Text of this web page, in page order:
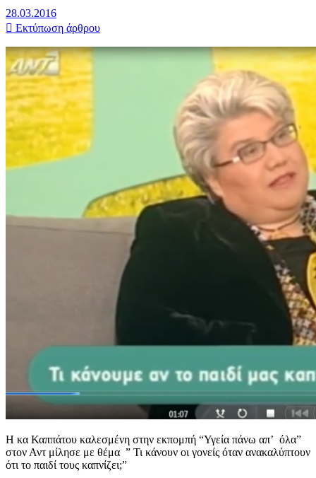
28.03.2016
Εκτύπωση άρθρου
Η κα Καππάτου καλεσμένη στην εκπομπή “Υγεία πάνω απ’ όλα”
στον Αντ μίλησε με θέμα ” Τι κάνουν οι γονείς όταν ανακαλύπτουν
ότι το παιδί τους καπνίζει;”